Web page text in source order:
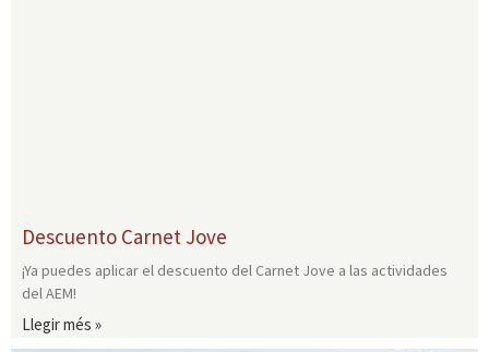
Descuento Carnet Jove
¡Ya puedes aplicar el descuento del Carnet Jove a las actividades
del AEM!
Llegir més »